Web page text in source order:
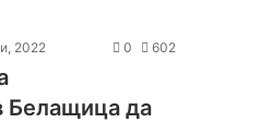
2022
0 602
Белащица да